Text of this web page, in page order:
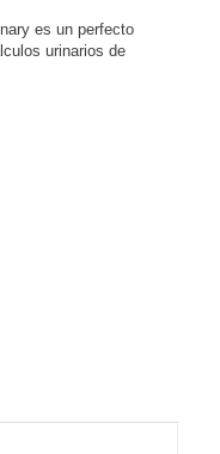
es un perfecto
urinarios de